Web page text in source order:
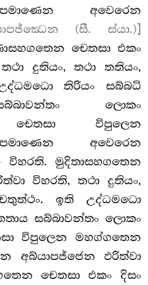
අවෙරෙන
(සී. ස්යා.)]
චෙතසා එකං
දුතියං, තථා තතියං,
තිරියං සබ්බධි
ලොකං
චෙතසා විපුලෙන
අවෙරෙන
විහරති. මුදිතාසහගතෙන
විහරති, තථා දුතියං,
ඉති උද්ධමධො
සබ්බාවන්තං ලොකං
විපුලෙන මහග්ගතෙන
අබ්යාපජ්ජෙන ඵරිත්වා
චෙතසා එකං දිසං